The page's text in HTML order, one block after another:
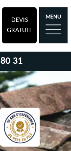
DEVIS
GRATUIT
MENU
31